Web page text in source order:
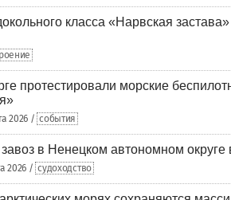
класса «Нарвская
протестировали морские
2026 / события
в Ненецком автономном округе
2026 / судоходство